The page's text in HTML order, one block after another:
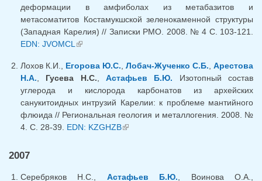
деформации в амфиболах из метабазитов и
метасоматитов Костамукшской зеленокаменной структуры
(Западная Карелия) // Записки РМО. 2008. № 4 С. 103-121.
EDN: JVOMCL (link is external)
Лохов К.И., Егорова Ю.С. Лобач-Жученко С.Б. Арестова
Н.А.
Гусева Н.С. ,Астафьев Б.Ю. Изотопный состав
углерода и кислорода карбонатов из архейских
санукитоидных интрузий Карелии: к проблеме мантийного
флюида // Региональная геология и металлогения. 2008. №
4. С. 28-39. EDN: KZGHZB(link is external)
2007
Серебряков Н.С., Астафьев Б.Ю., Воинова О.А.,